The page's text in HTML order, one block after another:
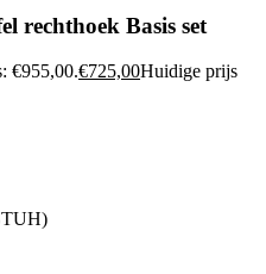
rechthoek Basis set
€955,00.€725,00Huidige prijs